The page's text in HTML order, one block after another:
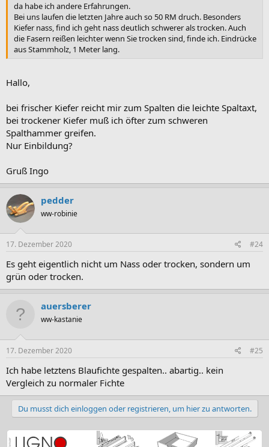
da habe ich andere Erfahrungen.
Bei uns laufen die letzten Jahre auch so 50 RM druch. Besonders
Kiefer nass, find ich geht nass deutlich schwerer als trocken. Auch
die Fasern reißen leichter wenn Sie trocken sind, finde ich. Eindrücke
aus Stammholz, 1 Meter lang.
Hallo,
bei frischer Kiefer reicht mir zum Spalten die leichte Spaltaxt,
bei trockener Kiefer muß ich öfter zum schweren
Spalthammer greifen.
Nur Einbildung?
Gruß Ingo
pedder
ww-robinie
17. Dezember 2020 #24
Es geht eigentlich nicht um Nass oder trocken, sondern um
grün oder trocken.
auersberer
ww-kastanie
17. Dezember 2020 #25
Ich habe letztens Blaufichte gespalten.. abartig.. kein
Vergleich zu normaler Fichte
Du musst dich einloggen oder registrieren, um hier zu antworten.